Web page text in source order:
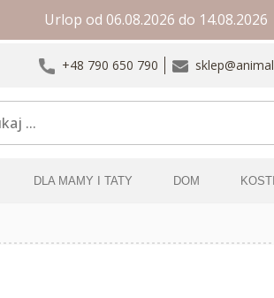
Urlop od 06.08.2026 do 14.08.2026
+48 790 650 790
DLA MAMY I TATY DOM